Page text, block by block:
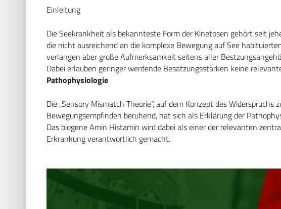
Einleitung
Die Seekrankheit als bekannteste Form der Kinetosen gehört seit
die nicht ausreichend an die komplexe Bewegung auf See
verlangen aber große Aufmerksamkeit seitens aller
Dabei erlauben geringer werdende Besatzungsstärken keine
Pathophysiologie
Die „Sensory Mismatch Theorie“, auf dem Konzept des
Bewegungsempfinden beruhend, hat sich als Erklärung der
Das biogene Amin Histamin wird dabei als einer der relevanten
Erkrankung verantwortlich gemacht.